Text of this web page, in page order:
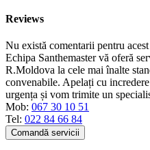
Reviews
Nu există comentarii pentru
Echipa Santhemaster vă oferă
R.Moldova la cele mai înalte
convenabile. Apelați cu
urgența și vom trimite un
Mob: 067 30 10 51
Tel: 022 84 66 84
Comandă servicii